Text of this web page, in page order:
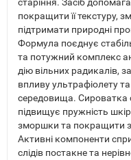
покращити її текстуру,
підтримати природні
Формула поєднує
та потужний комплекс
дію вільних радикалів,
впливу ультрафіолету
середовища. Сироватка
підвищує пружність
зморшки та покращити
Активні компоненти
слідів постакне та